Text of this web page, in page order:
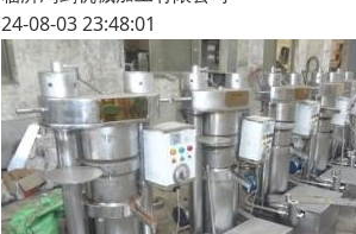
24-08-03 23:48:01